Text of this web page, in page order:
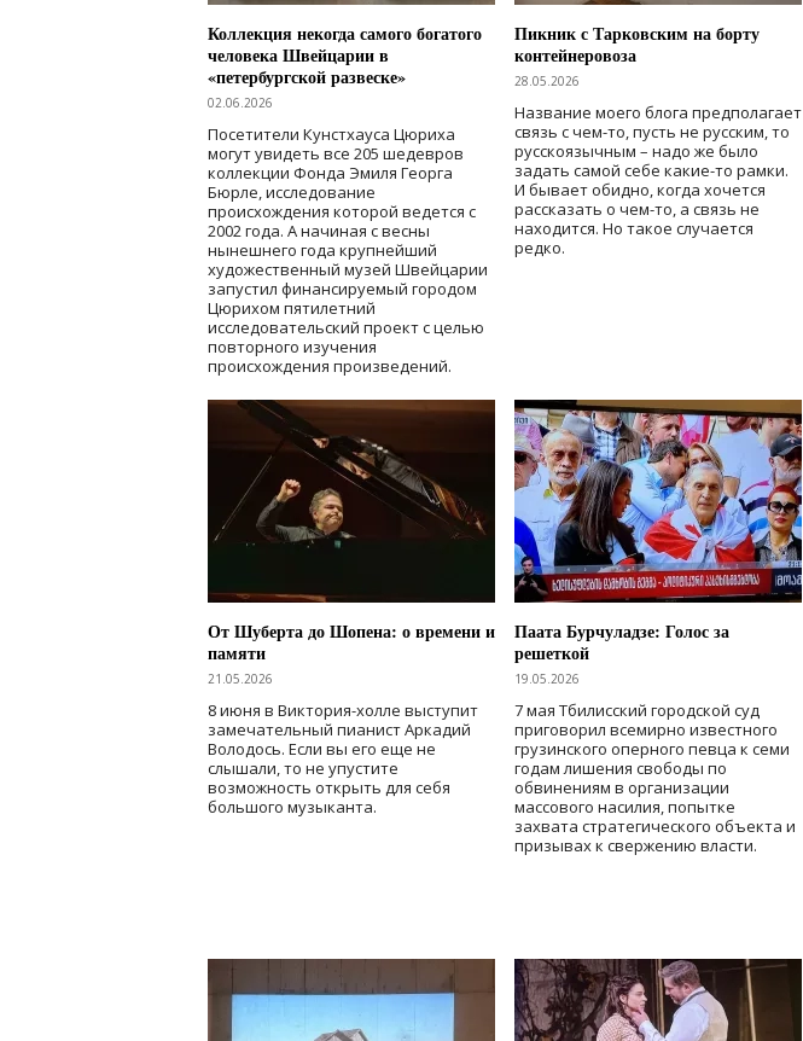
Коллекция некогда самого богатого
человека Швейцарии в
«петербургской развеске»
02.06.2026
Посетители Кунстхауса Цюриха
могут увидеть все 205 шедевров
коллекции Фонда Эмиля Георга
Бюрле, исследование
происхождения которой ведется с
2002 года. А начиная с весны
нынешнего года крупнейший
художественный музей Швейцарии
запустил финансируемый городом
Цюрихом пятилетний
исследовательский проект с целью
повторного изучения
происхождения произведений.
Пикник с Тарковским на борту
контейнеровоза
28.05.2026
Название моего блога предполагает
связь с чем-то, пусть не русским, то
русскоязычным – надо же было
задать самой себе какие-то рамки.
И бывает обидно, когда хочется
рассказать о чем-то, а связь не
находится. Но такое случается
редко.
От Шуберта до Шопена: о времени и
памяти
21.05.2026
8 июня в Виктория-холле выступит
замечательный пианист Аркадий
Володось. Если вы его еще не
слышали, то не упустите
возможность открыть для себя
большого музыканта.
Паата Бурчуладзе: Голос за
решеткой
19.05.2026
7 мая Тбилисский городской суд
приговорил всемирно известного
грузинского оперного певца к семи
годам лишения свободы по
обвинениям в организации
массового насилия, попытке
захвата стратегического объекта и
призывах к свержению власти.